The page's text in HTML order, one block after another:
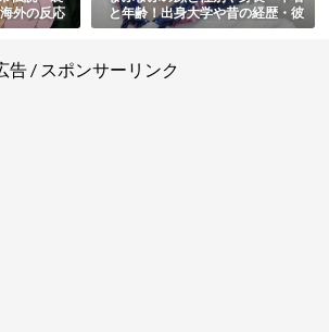
外の反応
と年齢！出身大学や昔の経歴・彼
女や結婚・プロフィールを総まと
告 / スポンサーリンク